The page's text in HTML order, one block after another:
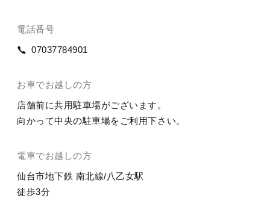
電話番号
07037784901
お車でお越しの方
店舗前に共用駐車場がございます。
向かって中央の駐車場をご利用下さい。
電車でお越しの方
仙台市地下鉄 南北線/八乙女駅
徒歩3分